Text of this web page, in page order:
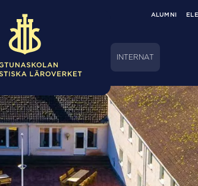
ALUMNI
INTERNAT